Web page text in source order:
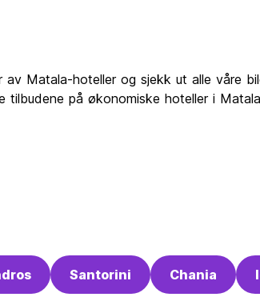
Matala-hoteller og sjekk ut alle våre
på økonomiske hoteller i
Santorini Chania